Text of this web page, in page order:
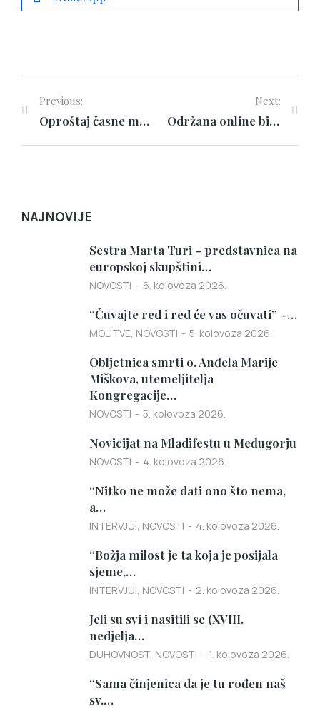
Previous:
Oproštaj časne majke s. Jake Vuco od dugogodišnjeg vjeroučiteljskog rada
Next:
Održana online biblijska večer s djevojkama
NAJNOVIJE
Sestra Marta Turi – predstavnica na
europskoj skupštini…
NOVOSTI 6. kolovoza 2026.
“Čuvajte red i red će vas očuvati” –…
MOLITVE, NOVOSTI 5. kolovoza 2026.
Obljetnica smrti o. Anđela Marije
Miškova, utemeljitelja
Kongregacije…
NOVOSTI 5. kolovoza 2026.
Novicijat na Mladifestu u Međugorju
NOVOSTI 4. kolovoza 2026.
“Nitko ne može dati ono što nema,
a…
INTERVJUI, NOVOSTI 4. kolovoza 2026.
“Božja milost je ta koja je posijala
sjeme,…
INTERVJUI, NOVOSTI 2. kolovoza 2026.
Jeli su svi i nasitili se (XVIII.
nedjelja…
DUHOVNOST, NOVOSTI 1. kolovoza 2026.
“Sama činjenica da je tu rođen naš
sv.…